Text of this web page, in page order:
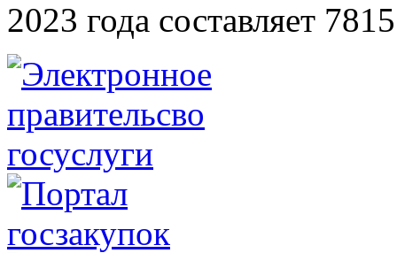
2023 года составляет